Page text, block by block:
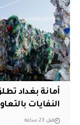
أمانة بغداد
النفايات
قبل 23 ساعة